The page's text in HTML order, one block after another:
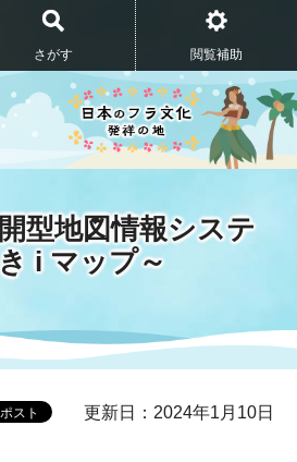
さがす 閲覧補助
型地図情報システ
i マップ～
更新日：2024年1月10日